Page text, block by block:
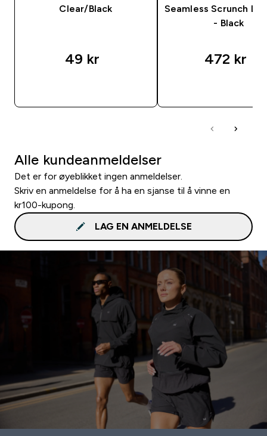
Clear/Black
49 kr‎
Seamless Scrunch
- Black
472 kr‎
Alle kundeanmeldelser
Det er for øyeblikket ingen anmeldelser.
Skriv en anmeldelse for å ha en sjanse til å vinne en
kr100-kupong.
LAG EN ANMELDELSE